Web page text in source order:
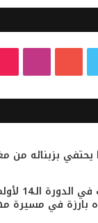
ي
ت
ب
س
ر
يحتفي بزبنائه من
أملن..
بارزة في مسيرة